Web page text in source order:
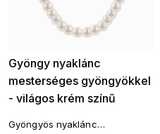
Gyöngy nyaklánc
mesterséges gyöngyökkel
- világos krém színű
Gyöngyös nyaklánc